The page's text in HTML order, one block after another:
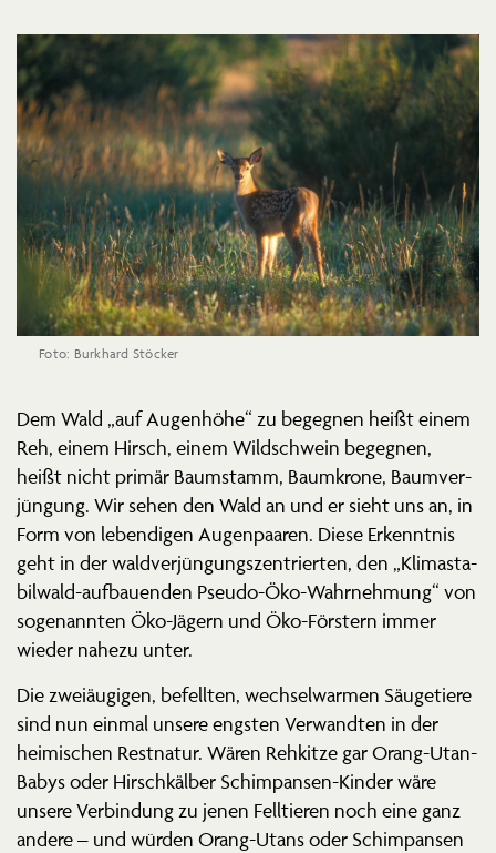
Foto: Burkhard Stöcker
Dem Wald „auf Augenhöhe“ zu begegnen heißt einem
Reh, einem Hirsch, einem Wildschwein begegnen,
heißt nicht primär Baumstamm, Baumkrone, Baumver­
jüngung. Wir sehen den Wald an und er sieht uns an, in
Form von leben­digen Augen­paaren. Diese Erkenntnis
geht in der waldver­jün­gungs­zen­trierten, den „Klima­sta­
bilwald-aufbau­enden Pseudo-Öko-Wahrnehmung“ von
sogenannten Öko-Jägern und Öko-Förstern immer
wieder nahezu unter.
Die zweiäu­gigen, befellten, wechsel­warmen Säuge­tiere
sind nun einmal unsere engsten Verwandten in der
heimi­schen Restnatur. Wären Rehkitze gar Orang-Utan-
Babys oder Hirsch­kälber Schim­pansen-Kinder wäre
unsere Verbindung zu jenen Felltieren noch eine ganz
andere – und würden Orang-Utans oder Schim­pansen